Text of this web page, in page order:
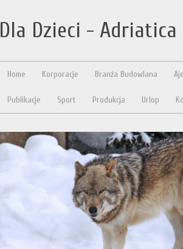
Dla Dzieci - Adriatica
Home Korporacje Branża Budowlana
Publikacje Sport Produkcja Urlop